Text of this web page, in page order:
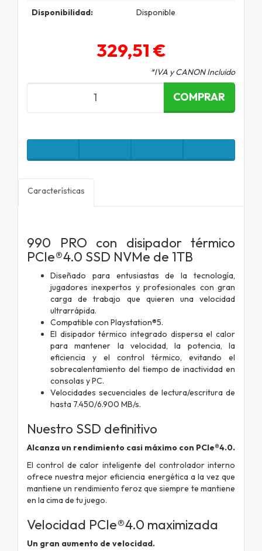
Disponibilidad: Disponible
329,51 €
*IVA y CANON Incluido
COMPRAR
Características
990 PRO con disipador térmico
PCIe®4.0 SSD NVMe de 1TB
Diseñado para entusiastas de la tecnología,
jugadores inexpertos y profesionales con gran
carga de trabajo que quieren una velocidad
ultrarrápida.
Compatible con Playstation®5.
El disipador térmico integrado dispersa el calor
para mantener la velocidad, la potencia, la
eficiencia y el control térmico, evitando el
sobrecalentamiento del tiempo de inactividad en
consolas y PC.
Velocidades secuenciales de lectura/escritura de
hasta 7.450/6.900 MB/s.
Nuestro SSD definitivo
Alcanza un rendimiento casi máximo con PCIe®4.0.
El control de calor inteligente del controlador interno
ofrece nuestra mejor eficiencia energética a la vez que
mantiene un rendimiento feroz que siempre te mantiene
en la cima de tu juego.
Velocidad PCIe®4.0 maximizada
Un gran aumento de velocidad.